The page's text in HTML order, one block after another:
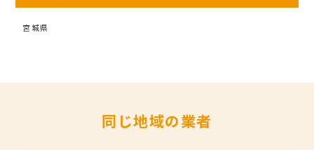
宮城県
同じ地域の業者